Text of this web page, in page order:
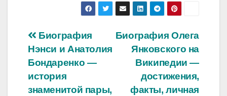
Навигация
по
записям
Биография Олега
Янковского на
Википедии —
достижения,
факты, личная
Биография
Нэнси и Анатолия
Бондаренко —
история
знаменитой пары,